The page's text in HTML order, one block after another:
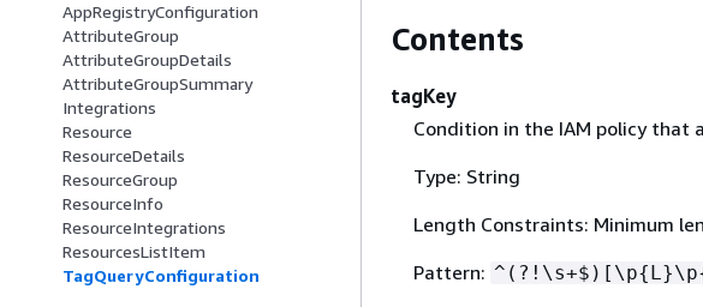
AppRegistryConfiguration
AttributeGroup
AttributeGroupDetails
AttributeGroupSummary
Integrations
Resource
ResourceDetails
ResourceGroup
ResourceInfo
ResourceIntegrations
ResourcesListItem
TagQueryConfiguration
Contents
tagKey
Condition in the IAM policy that
Type: String
Length Constraints: Minimum
Pattern: ^(?!\s+$)[\p{L}\p